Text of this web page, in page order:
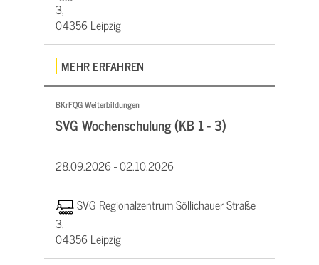
3,
04356 Leipzig
MEHR ERFAHREN
BKrFQG Weiterbildungen
SVG Wochenschulung (KB 1 - 3)
28.09.2026 -02.10.2026
SVG Regionalzentrum Söllichauer Straße
3,
04356 Leipzig